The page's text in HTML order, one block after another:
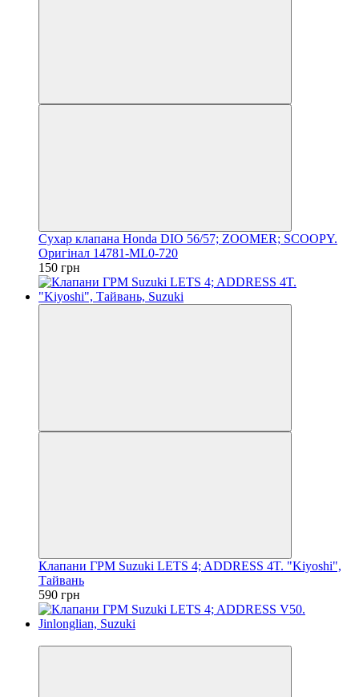
Сухар клапана Honda DIO 56/57; ZOOMER; SCOOPY.
Оригінал 14781-ML0-720
150 грн
Клапани ГРМ Suzuki LETS 4; ADDRESS 4T. "Kiyoshi",
Тайвань
590 грн